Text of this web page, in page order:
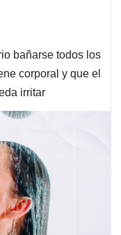
bañarse todos los
corporal y que el
irritar